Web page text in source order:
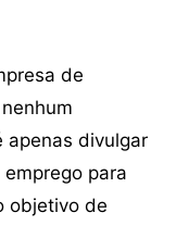
de
apenas divulgar
para
objetivo de